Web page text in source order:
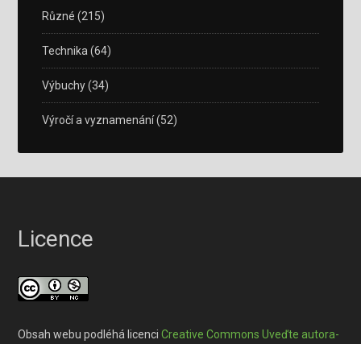
Různé (215)
Technika (64)
Výbuchy(34)
Výročí a vyznamenání(52)
Licence
Obsah webu podléhá licenciCreative Commons Uveďte autora-